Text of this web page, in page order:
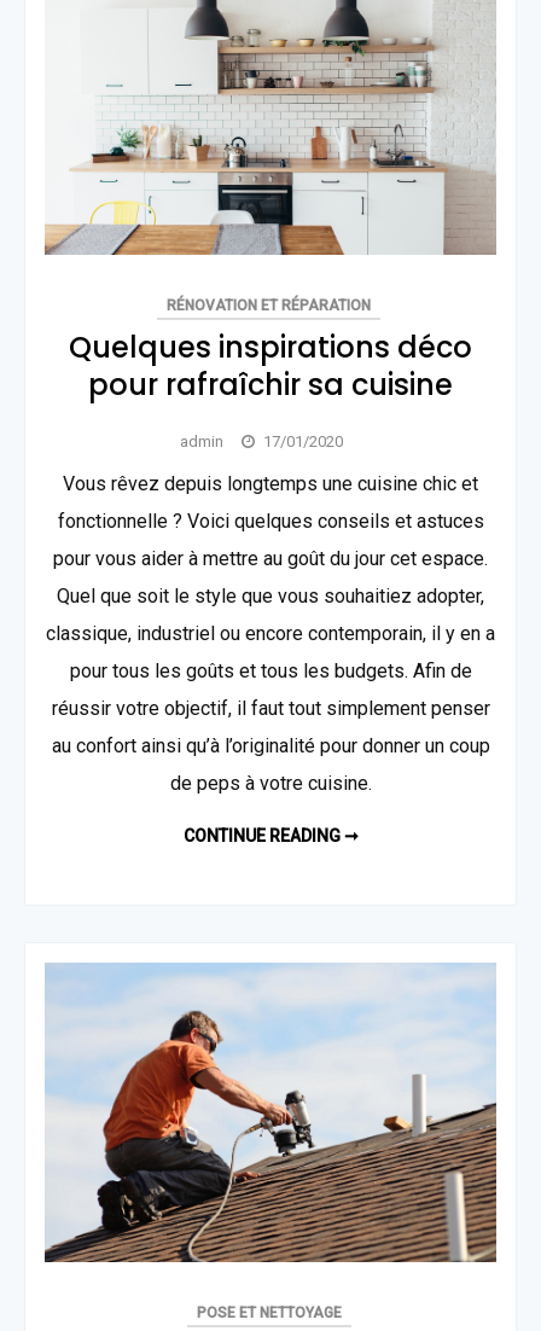
RÉNOVATION ET RÉPARATION
Quelques inspirations déco
pour rafraîchir sa cuisine
admin 17/01/2020
Vous rêvez depuis longtemps une cuisine chic et
fonctionnelle ? Voici quelques conseils et astuces
pour vous aider à mettre au goût du jour cet espace.
Quel que soit le style que vous souhaitiez adopter,
classique, industriel ou encore contemporain, il y en a
pour tous les goûts et tous les budgets. Afin de
réussir votre objectif, il faut tout simplement penser
au confort ainsi qu’à l’originalité pour donner un coup
de peps à votre cuisine.
CONTINUE READING ➞QUELQUES
POSE ET NETTOYAGE